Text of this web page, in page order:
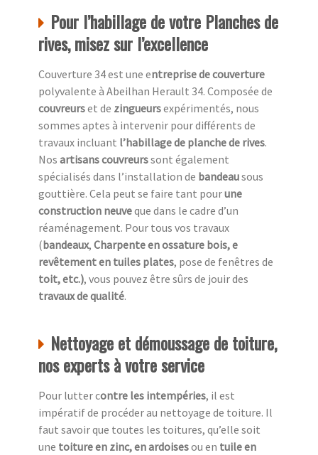
Pour l’habillage de votre Planches de
rives, misez sur l’excellence
Couverture 34 est une entreprise de couverture
polyvalente à Abeilhan Herault 34. Composée de
couvreurset de zingueursexpérimentés, nous
sommes aptes à intervenir pour différents de
travaux incluant l’habillage de planche de rives.
Nos artisans couvreurssont également
spécialisés dans l’installation de bandeausous
gouttière. Cela peut se faire tant pourune
construction neuveque dans le cadre d’un
réaménagement. Pour tous vos travaux
(bandeaux, Charpente en ossature bois, e
revêtement en tuiles plates, pose de fenêtres de
toit, etc.), vous pouvez être sûrs de jouir des
travaux de qualité.
Nettoyage et démoussage de toiture,
nos experts à votre service
Pour lutter contre les intempéries, il est
impératif de procéder au nettoyage de toiture. Il
faut savoir que toutes les toitures, qu’elle soit
une toiture en zinc, en ardoisesou en tuile en